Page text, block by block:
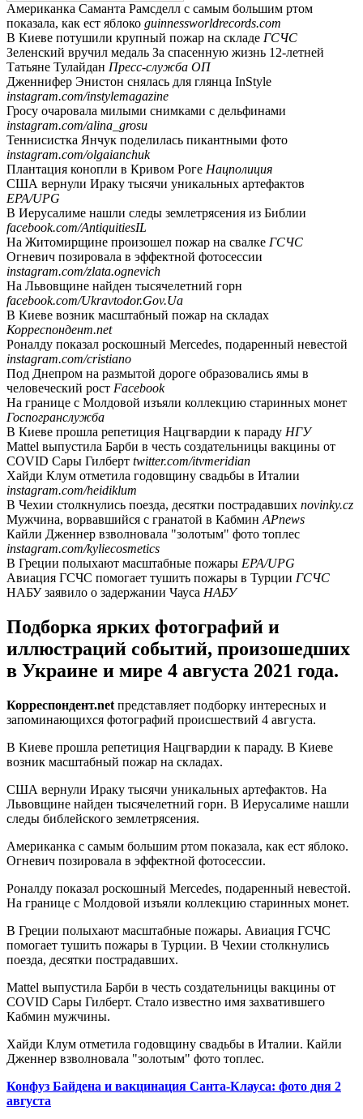
Американка Саманта Рамсделл с самым большим ртом
показала, как ест яблоко guinnessworldrecords.com
В Киеве потушили крупный пожар на складе ГСЧС
Зеленский вручил медаль За спасенную жизнь 12-летней
Татьяне Тулайдан Пресс-служба ОП
Дженнифер Энистон снялась для глянца InStyle
instagram.com/instylemagazine
Гросу очаровала милыми снимками с дельфинами
instagram.com/alina_grosu
Теннисистка Янчук поделилась пикантными фото
instagram.com/olgaianchuk
Плантация конопли в Кривом Роге Нацполиция
США вернули Ираку тысячи уникальных артефактов
EPA/UPG
В Иерусалиме нашли следы землетрясения из Библии
facebook.com/AntiquitiesIL
На Житомирщине произошел пожар на свалке ГСЧС
Огневич позировала в эффектной фотосессии
instagram.com/zlata.ognevich
На Львовщине найден тысячелетний горн
facebook.com/Ukravtodor.Gov.Ua
В Киеве возник масштабный пожар на складах
Корреспондент.net
Роналду показал роскошный Mercedes, подаренный невестой
instagram.com/cristiano
Под Днепром на размытой дороге образовались ямы в
человеческий рост Facebook
На границе с Молдовой изъяли коллекцию старинных монет
Госпогранслужба
В Киеве прошла репетиция Нацгвардии к параду НГУ
Mattel выпустила Барби в честь создательницы вакцины от
COVID Сары Гилберт twitter.com/itvmeridian
Хайди Клум отметила годовщину свадьбы в Италии
instagram.com/heidiklum
В Чехии столкнулись поезда, десятки пострадавших novinky.cz
Мужчина, ворвавшийся с гранатой в Кабмин APnews
Кайли Дженнер взволновала "золотым" фото топлес
instagram.com/kyliecosmetics
В Греции полыхают масштабные пожары EPA/UPG
Авиация ГСЧС помогает тушить пожары в Турции ГСЧС
НАБУ заявило о задержании Чауса НАБУ
Подборка ярких фотографий и
иллюстраций событий, произошедших
в Украине и мире 4 августа 2021 года.
Корреспондент.net представляет подборку интересных и
запоминающихся фотографий происшествий 4 августа.
В Киеве прошла репетиция Нацгвардии к параду. В Киеве
возник масштабный пожар на складах.
США вернули Ираку тысячи уникальных артефактов. На
Львовщине найден тысячелетний горн. В Иерусалиме нашли
следы библейского землетрясения.
Американка с самым большим ртом показала, как ест яблоко.
Огневич позировала в эффектной фотосессии.
Роналду показал роскошный Mercedes, подаренный невестой.
На границе с Молдовой изъяли коллекцию старинных монет.
В Греции полыхают масштабные пожары. Авиация ГСЧС
помогает тушить пожары в Турции. В Чехии столкнулись
поезда, десятки пострадавших.
Mattel выпустила Барби в честь создательницы вакцины от
COVID Сары Гилберт. Стало известно имя захватившего
Кабмин мужчины.
Хайди Клум отметила годовщину свадьбы в Италии. Кайли
Дженнер взволновала "золотым" фото топлес.
Конфуз Байдена и вакцинация Санта-Клауса: фото дня 2
августа